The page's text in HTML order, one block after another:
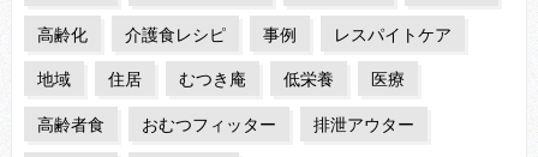
高齢化 介護食レシピ 事例 レスパイトケア
地域 住居 むつき庵 低栄養 医療
高齢者食 おむつフィッター 排泄アウター